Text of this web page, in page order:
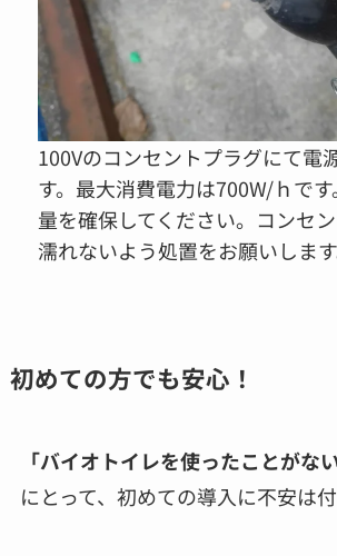
100Vのコンセントプラグにて電
す。最大消費電力は700W/ｈで
量を確保してください。コンセ
濡れないよう処置をお願いします
初めての方でも安心！
「バイオトイレを使ったことがない
にとって、初めての導入に不安は